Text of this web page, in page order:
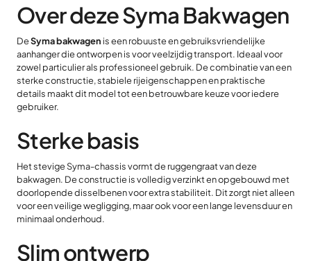
Over deze Syma Bakwagen
DeSyma bakwagen is een robuuste en gebruiksvriendelijke
aanhanger die ontworpen is voor veelzijdig transport. Ideaal voor
zowel particulier als professioneel gebruik. De combinatie van een
sterke constructie, stabiele rijeigenschappen en praktische
details maakt dit model tot een betrouwbare keuze voor iedere
gebruiker.
Sterke basis
Het stevige Syma-chassis vormt de ruggengraat van deze
bakwagen. De constructie is volledig verzinkt en opgebouwd met
doorlopende disselbenen voor extra stabiliteit. Dit zorgt niet alleen
voor een veilige wegligging, maar ook voor een lange levensduur en
minimaal onderhoud.
Slim ontwerp